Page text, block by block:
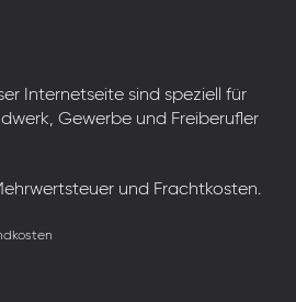
Internetseite sind speziell für
Gewerbe und Freiberufler
und Frachtkosten.